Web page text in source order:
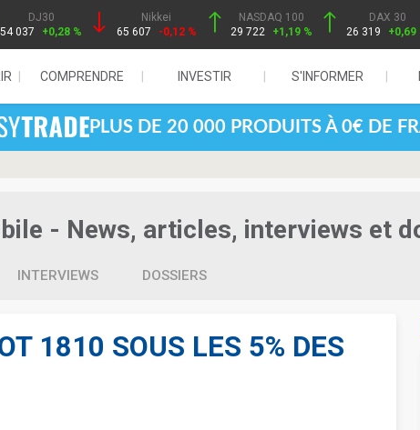
DJ30
54 037
+0,28 %
Nikkei
65 607
-0,12 %
NASDAQ 100
29 722
+1,19 %
DAX 30
26 319
+0,69
COMPRENDRE INVESTIR S'INFORMER
PLUS DE 20 000 PRODUITS À 0€ DE
- News, articles, interviews et
INTERVIEWS DOSSIERS
1810 SOUS LES 5% DES